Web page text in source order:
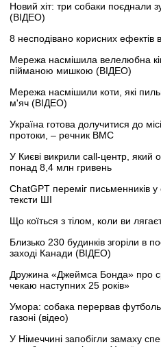
Новий хіт: три собаки поєднали
(ВІДЕО)
8 несподівано корисних ефектів
Мережа насмішила велелюбна
пійманою мишкою (ВІДЕО)
Мережа насмішили коти, які
м'яч (ВІДЕО)
Україна готова долучитися до
протоки, – речник ВМС
У Києві викрили call-центр, який
понад 8,4 млн гривень
ChatGPT переміг письменників у
тексти ШІ
Що коїться з тілом, коли ви
Близько 230 будинків згоріли в
заході Канади (ВІДЕО)
Дружина «Джеймса Бонда» про
чекаю наступних 25 років»
Умора: собака перервав
газоні (відео)
У Німеччині запобігли замаху